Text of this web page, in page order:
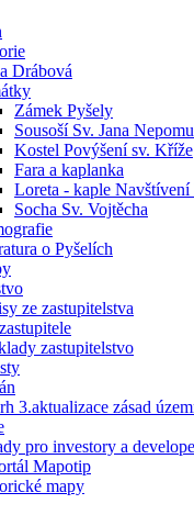
Drábová
Zámek Pyšely
Sousoší Sv. Jana
Kostel Povýšení sv. Kříže
Fara a kaplanka
Loreta - kaple
Socha Sv. Vojtěcha
o Pyšelích
ze zastupitelstva
zastupitelstvo
3.aktualizace zásad
pro investory a
Mapotip
mapy